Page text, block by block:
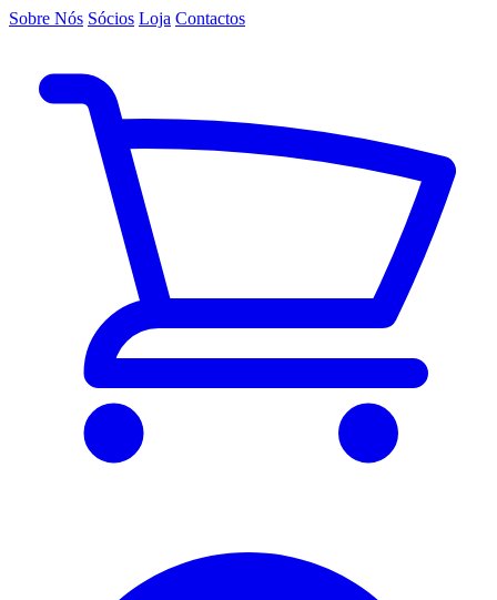
Sobre Nós Sócios Loja Contactos